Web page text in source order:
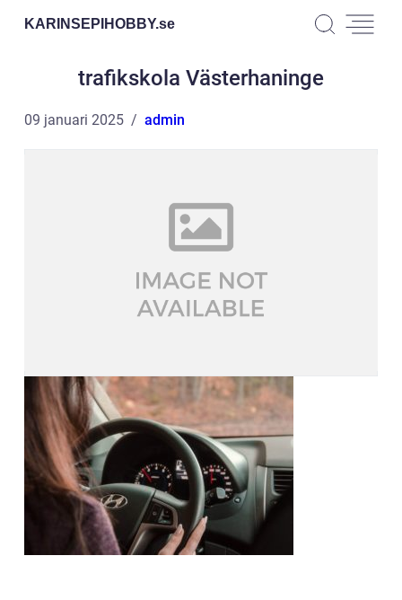
KARINSEPIHOBBY.se
trafikskola Västerhaninge
09 januari 2025 admin